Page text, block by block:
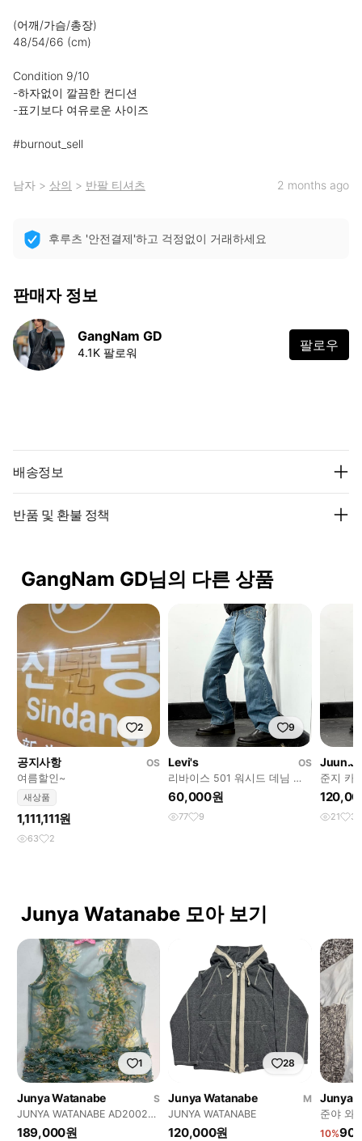
(어깨/가슴/총장)
48/54/66 (cm)
Condition 9/10
-하자없이 깔끔한 컨디션
-표기보다 여유로운 사이즈
#burnout_sell
남자 > 상의 > 반팔 티셔츠 2 months ago
후루츠 '안전결제'하고 걱정없이 거래하세요
판매자 정보
GangNam GD
4.1K 팔로워 팔로우
배송정보
반품 및 환불 정책
GangNam GD님의 다른 상품
2
공지사항
OS
여름할인~
새상품
1,111,111원
63 2
9
Levi's
OS
리바이스 501 워시드 데님 팬
츠
60,000원
77 9
Juun.J
준지 카
21 3
Junya Watanabe 모아 보기
1
Junya Watanabe
S
JUNYA WATANABE AD2002
시스루 플로럴 셔링 탑
189,000원
28
Junya Watanabe
M
JUNYA WATANABE
120,000원
Junya
준야 와
10%